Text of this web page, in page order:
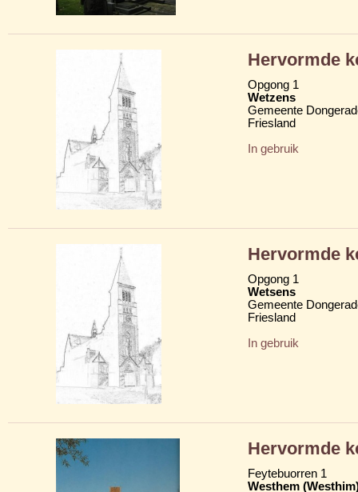
Hervormde
Opgong 1
Wetzens
Gemeente
Friesland
In gebruik
Hervormde
Opgong 1
Wetsens
Gemeente
Friesland
In gebruik
Hervormde
Feytebuorren 1
Westhem